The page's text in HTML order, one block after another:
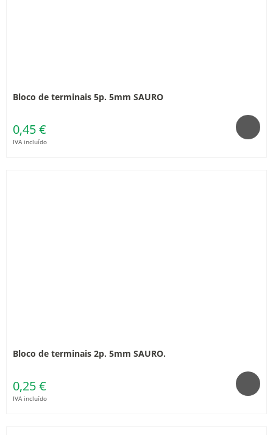
Bloco de terminais 5p. 5mm SAURO
0,45 €
IVA incluído
Bloco de terminais 2p. 5mm SAURO.
0,25 €
IVA incluído